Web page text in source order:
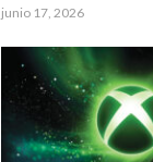
junio 17, 2026